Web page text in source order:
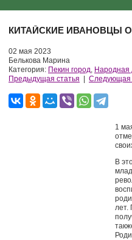
КИТАЙСКИЕ ИВАНОВЦЫ
02 мая 2023
Белькова Марина
Категория: Пекин город, Народная
Предыдущая статья
Следующая
1
В
лет.